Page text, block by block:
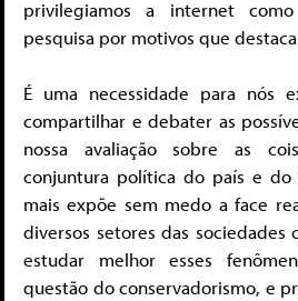
privilegiamos a internet
pesquisa por motivos que
É uma necessidade para nós
compartilhar e debater as
nossa avaliação sobre as
conjuntura política do país e
mais expõe sem medo a face
diversos setores das sociedades
estudar melhor esses
questão do conservadorismo, e